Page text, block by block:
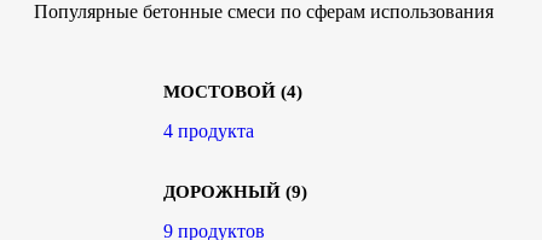
Популярные бетонные смеси по сферам использования
МОСТОВОЙ (4)
4 продукта
ДОРОЖНЫЙ (9)
9 продуктов